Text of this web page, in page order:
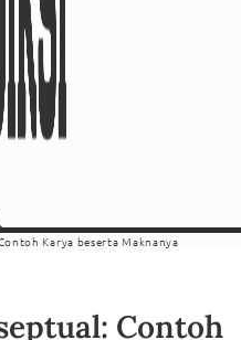
Karya beserta Maknanya
Contoh